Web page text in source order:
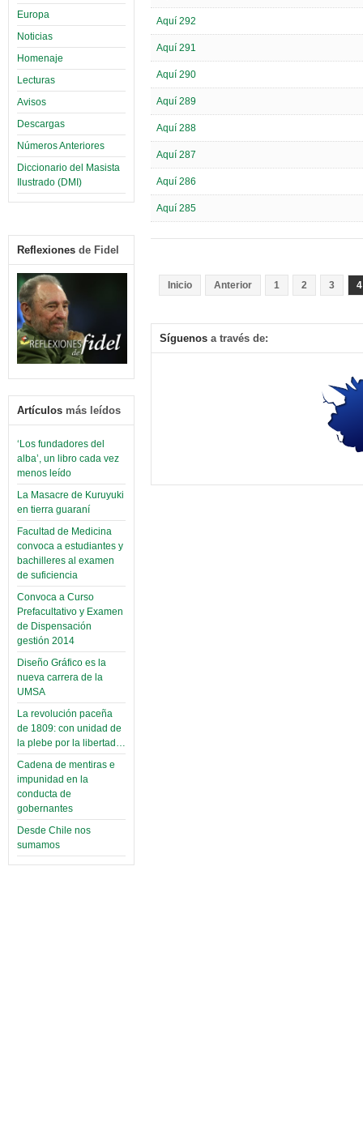
Europa
Noticias
Homenaje
Lecturas
Avisos
Descargas
Números Anteriores
Diccionario del Masista
Ilustrado (DMI)
Reflexiones de Fidel
Artículos más leídos
‘Los fundadores del
alba’, un libro cada vez
menos leído
La Masacre de Kuruyuki
en tierra guaraní
Facultad de Medicina
convoca a estudiantes y
bachilleres al examen
de suficiencia
Convoca a Curso
Prefacultativo y Examen
de Dispensación
gestión 2014
Diseño Gráfico es la
nueva carrera de la
UMSA
La revolución paceña
de 1809: con unidad de
la plebe por la libertad…
Cadena de mentiras e
impunidad en la
conducta de
gobernantes
Desde Chile nos
sumamos
Aquí 292
Aquí 291
Aquí 290
Aquí 289
Aquí 288
Aquí 287
Aquí 286
Aquí 285
Inicio Anterior 1 2 3 4
Síguenos a través de: